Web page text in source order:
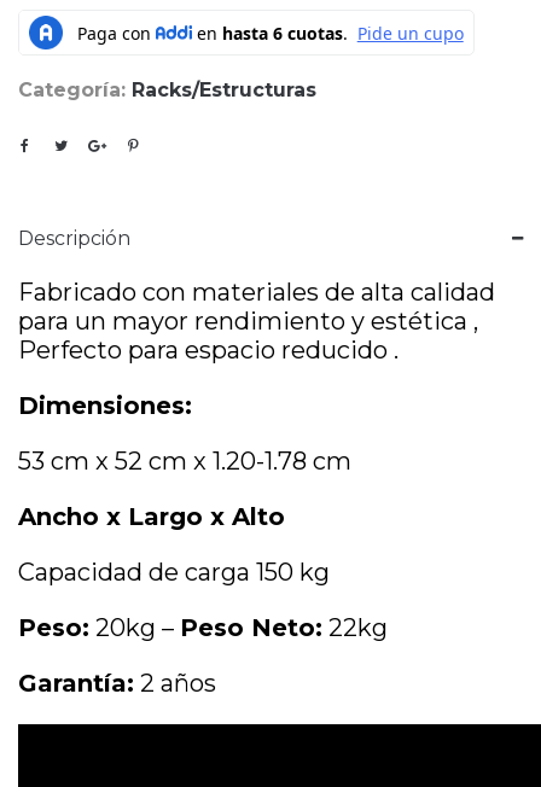
Categoría: Racks/Estructuras
Descripción
Fabricado con materiales de alta calidad
para un mayor rendimiento y estética ,
Perfecto para espacio reducido .
Dimensiones:
53 cm x 52 cm x 1.20-1.78 cm
Ancho x Largo x Alto
Capacidad de carga 150 kg
Peso: 20kg – Peso Neto: 22kg
Garantía: 2 años